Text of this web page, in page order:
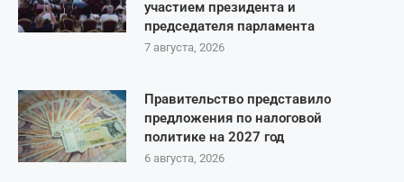
участием президента и
председателя парламента
7 августа, 2026
Правительство представило
предложения по налоговой
политике на 2027 год
6 августа, 2026